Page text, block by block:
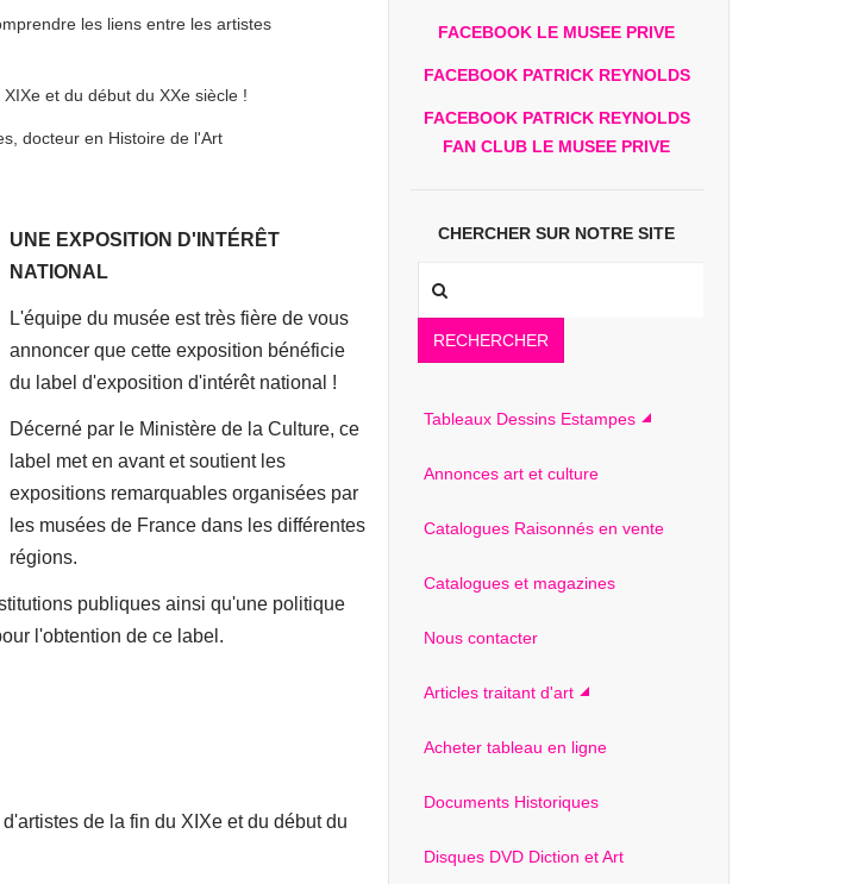
les liens entre les artistes
et du début du XXe siècle !
docteur en Histoire de l'Art
UNE EXPOSITION D'INTÉRÊT
NATIONAL
L'équipe du musée est très fière de vous
annoncer que cette exposition bénéficie
du label d'exposition d'intérêt national !
Décerné par le Ministère de la Culture, ce
label met en avant et soutient les
expositions remarquables organisées par
les musées de France dans les différentes
régions.
publiques ainsi qu'une politique
l'obtention de ce label.
de la fin du XIXe et du début du
FACEBOOK LE MUSEE PRIVE
FACEBOOK PATRICK REYNOLDS
FACEBOOK PATRICK REYNOLDS
FAN CLUB LE MUSEE PRIVE
CHERCHER SUR NOTRE SITE
RECHERCHER
Tableaux Dessins Estampes
Annonces art et culture
Catalogues Raisonnés en vente
Catalogues et magazines
Nous contacter
Articles traitant d'art
Acheter tableau en ligne
Documents Historiques
Disques DVD Diction et Art